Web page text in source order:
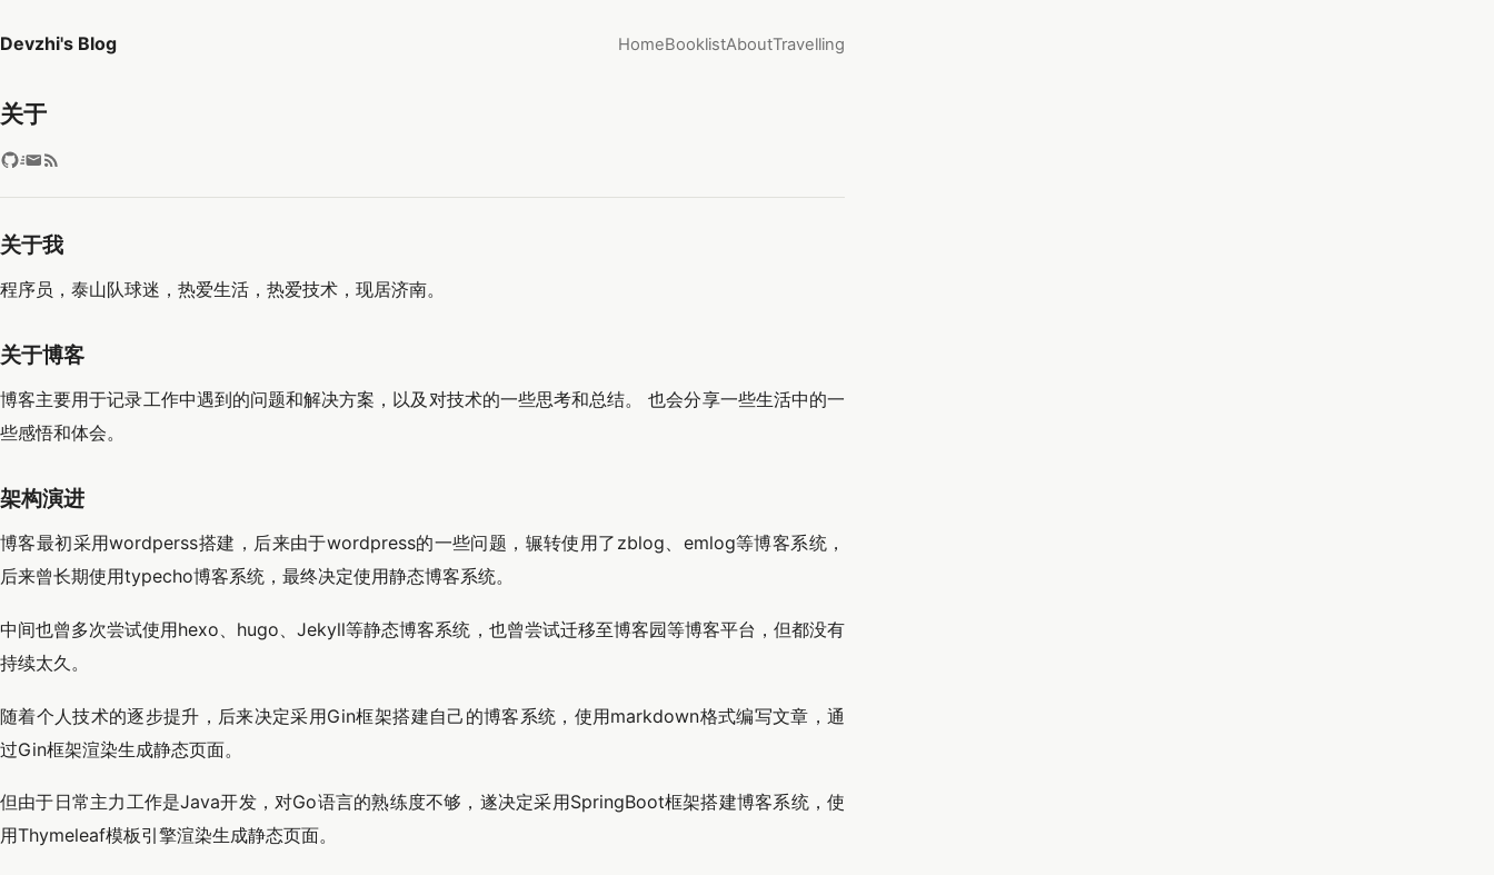
Devzhi's Blog HomeBooklistAboutTravelling
关于
关于我
程序员，泰山队球迷，热爱生活，热爱技术，现居济南。
关于博客
博客主要用于记录工作中遇到的问题和解决方案，以及对技术的一些思考和总结。 也会分享一些生活中的一
些感悟和体会。
架构演进
博客最初采用wordperss搭建，后来由于wordpress的一些问题，辗转使用了zblog、emlog等博客系统，
后来曾长期使用typecho博客系统，最终决定使用静态博客系统。
中间也曾多次尝试使用hexo、hugo、Jekyll等静态博客系统，也曾尝试迁移至博客园等博客平台，但都没有
持续太久。
随着个人技术的逐步提升，后来决定采用Gin框架搭建自己的博客系统，使用markdown格式编写文章，通
过Gin框架渲染生成静态页面。
但由于日常主力工作是Java开发，对Go语言的熟练度不够，遂决定采用SpringBoot框架搭建博客系统，使
用Thymeleaf模板引擎渲染生成静态页面。